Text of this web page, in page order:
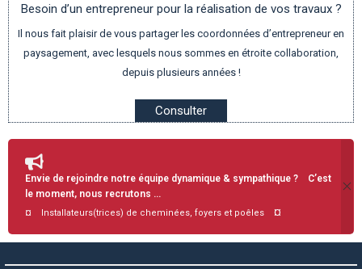
Besoin d’un entrepreneur pour la réalisation de vos travaux ?
Il nous fait plaisir de vous partager les coordonnées d’entrepreneur en
paysagement, avec lesquels nous sommes en étroite collaboration,
depuis plusieurs années !
Consulter
Envie de rejoindre notre équipe dynamique & sympathique ? C’est
le moment, nous recrutons …
¤ Installateurs(trices) de cheminées, foyers et poêles ¤